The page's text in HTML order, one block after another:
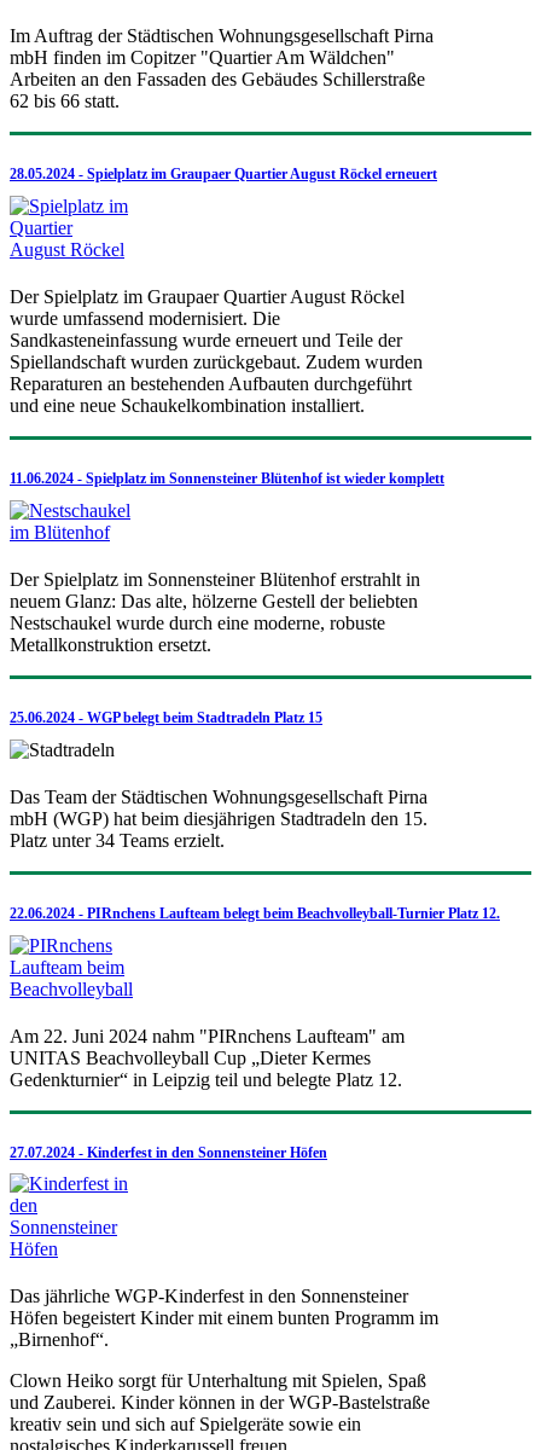
Im Auftrag der Städtischen Wohnungsgesellschaft Pirna
mbH finden im Copitzer "Quartier Am Wäldchen"
Arbeiten an den Fassaden des Gebäudes Schillerstraße
62 bis 66 statt.
28.05.2024 - Spielplatz im Graupaer Quartier August Röckel erneuert
Der Spielplatz im Graupaer Quartier August Röckel
wurde umfassend modernisiert. Die
Sandkasteneinfassung wurde erneuert und Teile der
Spiellandschaft wurden zurückgebaut. Zudem wurden
Reparaturen an bestehenden Aufbauten durchgeführt
und eine neue Schaukelkombination installiert.
11.06.2024 - Spielplatz im Sonnensteiner Blütenhof ist wieder komplett
Der Spielplatz im Sonnensteiner Blütenhof erstrahlt in
neuem Glanz: Das alte, hölzerne Gestell der beliebten
Nestschaukel wurde durch eine moderne, robuste
Metallkonstruktion ersetzt.
25.06.2024 - WGP belegt beim Stadtradeln Platz 15
Das Team der Städtischen Wohnungsgesellschaft Pirna
mbH (WGP) hat beim diesjährigen Stadtradeln den 15.
Platz unter 34 Teams erzielt.
22.06.2024 - PIRnchens Laufteam belegt beim Beachvolleyball-Turnier Platz 12.
Am 22. Juni 2024 nahm "PIRnchens Laufteam" am
UNITAS Beachvolleyball Cup „Dieter Kermes
Gedenkturnier“ in Leipzig teil und belegte Platz 12.
27.07.2024 - Kinderfest in den Sonnensteiner Höfen
Das jährliche WGP-Kinderfest in den Sonnensteiner
Höfen begeistert Kinder mit einem bunten Programm im
„Birnenhof“.
Clown Heiko sorgt für Unterhaltung mit Spielen, Spaß
und Zauberei. Kinder können in der WGP-Bastelstraße
kreativ sein und sich auf Spielgeräte sowie ein